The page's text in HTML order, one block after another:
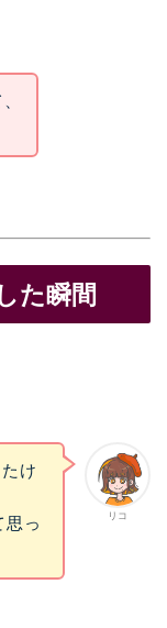
た瞬間
リコ
け
思っ